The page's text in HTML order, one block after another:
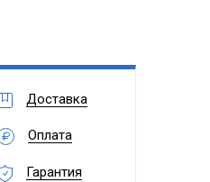
Доставка
Оплата
Гарантия